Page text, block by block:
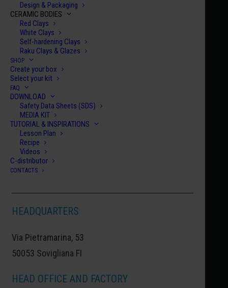
Design & Packaging
CERAMIC BODIES
Red Clays
White Clays
Self-hardening Clays
Raku Clays & Glazes
SHOP
Create your box
Select your kit
FAQ
DOWNLOAD
Safety Data Sheets (SDS)
MEDIA KIT
TUTORIAL & INSPIRATIONS
Lesson Plan
Recipe
Videos
C-distributor
CONTACTS
HEADQUARTERS
Via Pietramarina, 53
50053 Sovigliana FI
HEAD OFFICE AND FACTORY
COLORFUL TRIP
€100.00
HCE 002